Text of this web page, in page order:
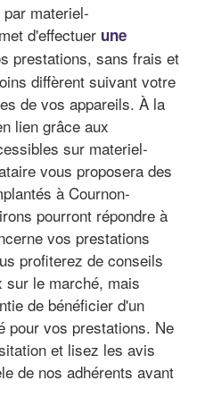
materiel-
d'effectuer une
prestations, sans frais et
diffèrent suivant votre
de vos appareils. À la
lien grâce aux
sur materiel-
vous proposera des
à Cournon-
pourront répondre à
vos prestations
profiterez de conseils
le marché, mais
de bénéficier d'un
pour vos prestations. Ne
et lisez les avis
de nos adhérents avant